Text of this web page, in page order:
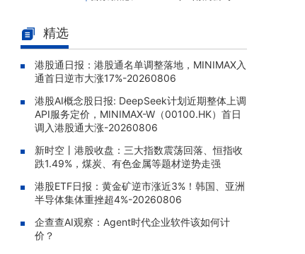
要交易
08-06 20:03 |云想科技(02131.HK)：独立内部
监控跟进审查完成，补救措施已全部实施，股
份继续停牌
08-06 19:50 |四川百利天恒药业递表港交所，宜
泽康为全球首款获批双特异性ADC，15款临床
阶段候选药物在研
08-06 19:35 |太平洋航运(02343.HK)：2026年
中报股东应占溢利1.05亿美元，同比增加310.3
5%
08-06 19:33 | TOM集团(02383.HK)：2026年
中报股东应占亏损1.57亿港元，亏损同比扩大5
9.51%
精选
港股通日报：港股通名单调整落地，MINIMAX入
通首日逆市大涨17%-20260806
港股AI概念股日报: DeepSeek计划近期整体上调
API服务定价，MINIMAX-W（00100.HK）首日
调入港股通大涨-20260806
新时空丨港股收盘：三大指数震荡回落、恒指收
跌1.49%，煤炭、有色金属等题材逆势走强
港股ETF日报：黄金矿逆市涨近3%！韩国、亚洲
半导体集体重挫超4%-20260806
企查查AI观察：Agent时代企业软件该如何计
价？